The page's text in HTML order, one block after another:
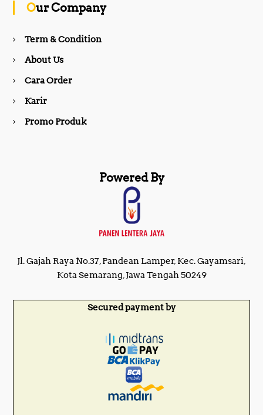
k
Our Company
Term & Condition
About Us
Cara Order
Karir
Promo Produk
Powered By
Jl. Gajah Raya No.37, Pandean Lamper, Kec. Gayamsari,
Kota Semarang, Jawa Tengah 50249
Secured payment by